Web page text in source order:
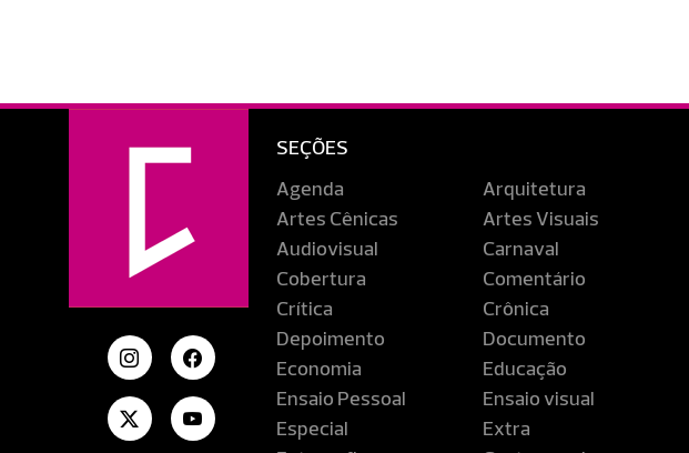
SEÇÕES
Agenda Arquitetura
Artes Cênicas
Artes Visuais
Audiovisual
Carnaval
Cobertura
Comentário
Crítica
Crônica
Depoimento
Documento
Economia
Educação
Ensaio Pessoal
Ensaio visual
Especial
Extra